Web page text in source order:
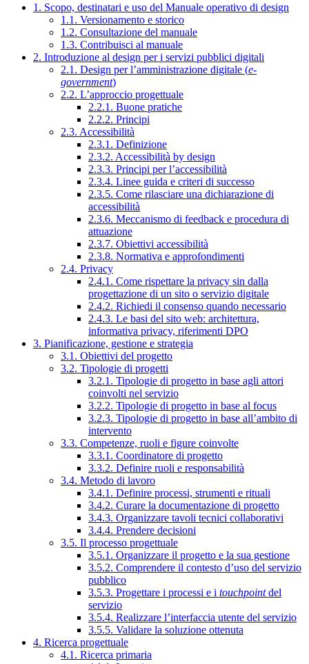
1. Scopo, destinatari e uso del Manuale operativo di design
1.1. Versionamento e storico
1.2. Consultazione del manuale
1.3. Contribuisci al manuale
2. Introduzione al design per i servizi pubblici digitali
2.1. Design per l’amministrazione digitale (e-
government)
2.2. L’approccio progettuale
2.2.1. Buone pratiche
2.2.2. Principi
2.3. Accessibilità
2.3.1. Definizione
2.3.2. Accessibilità by design
2.3.3. Principi per l’accessibilità
2.3.4. Linee guida e criteri di successo
2.3.5. Come rilasciare una dichiarazione di
accessibilità
2.3.6. Meccanismo di feedback e procedura di
attuazione
2.3.7. Obiettivi accessibilità
2.3.8. Normativa e approfondimenti
2.4. Privacy
2.4.1. Come rispettare la privacy sin dalla
progettazione di un sito o servizio digitale
2.4.2. Richiedi il consenso quando necessario
2.4.3. Le basi del sito web: architettura,
informativa privacy, riferimenti DPO
3. Pianificazione, gestione e strategia
3.1. Obiettivi del progetto
3.2. Tipologie di progetti
3.2.1. Tipologie di progetto in base agli attori
coinvolti nel servizio
3.2.2. Tipologie di progetto in base al focus
3.2.3. Tipologie di progetto in base all’ambito di
intervento
3.3. Competenze, ruoli e figure coinvolte
3.3.1. Coordinatore di progetto
3.3.2. Definire ruoli e responsabilità
3.4. Metodo di lavoro
3.4.1. Definire processi, strumenti e rituali
3.4.2. Curare la documentazione di progetto
3.4.3. Organizzare tavoli tecnici collaborativi
3.4.4. Prendere decisioni
3.5. Il processo progettuale
3.5.1. Organizzare il progetto e la sua gestione
3.5.2. Comprendere il contesto d’uso del servizio
pubblico
3.5.3. Progettare i processi e i touchpointdel
servizio
3.5.4. Realizzare l’interfaccia utente del servizio
3.5.5. Validare la soluzione ottenuta
4. Ricerca progettuale
4.1. Ricerca primaria